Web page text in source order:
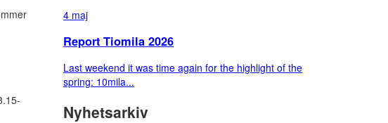
4 maj
Report Tiomila 2026
Last weekend it was time again for the highlight of the
spring: 10mila...
Nyhetsarkiv